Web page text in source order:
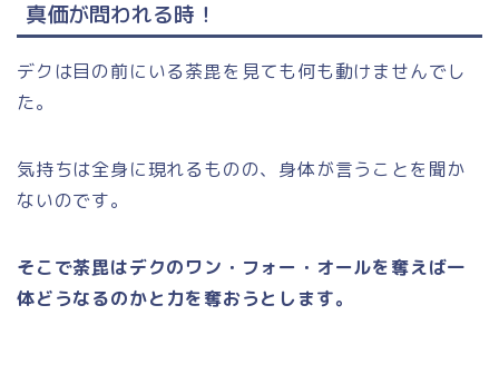
真価が問われる時 ！
デクは目の前にいる荼毘を見ても何も動けませんでし
た。
気持ちは全身に現れるものの、身体が言うことを聞か
ないのです。
そこで荼毘はデクのワン・フォー・オールを奪えば一
体どうなるのかと力を奪おうとします。